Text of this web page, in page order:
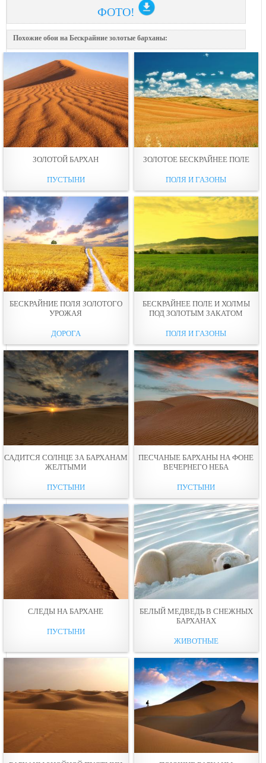
ФОТО!
Похожие обои на Бескрайние золотые барханы:
ЗОЛОТОЙ БАРХАН
ПУСТЫНИ
ЗОЛОТОЕ БЕСКРАЙНЕЕ ПОЛЕ
ПОЛЯ И ГАЗОНЫ
БЕСКРАЙНИЕ ПОЛЯ ЗОЛОТОГО
УРОЖАЯ
ДОРОГА
БЕСКРАЙНЕЕ ПОЛЕ И ХОЛМЫ
ПОД ЗОЛОТЫМ ЗАКАТОМ
ПОЛЯ И ГАЗОНЫ
САДИТСЯ СОЛНЦЕ ЗА БАРХАНАМ
ЖЕЛТЫМИ
ПУСТЫНИ
ПЕСЧАНЫЕ БАРХАНЫ НА ФОНЕ
ВЕЧЕРНЕГО НЕБА
ПУСТЫНИ
СЛЕДЫ НА БАРХАНЕ
ПУСТЫНИ
БЕЛЫЙ МЕДВЕДЬ В СНЕЖНЫХ
БАРХАНАХ
ЖИВОТНЫЕ